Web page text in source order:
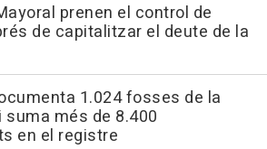
prenen el control de
de capitalitzar el deute de la
1.024 fosses de la
suma més de 8.400
en el registre